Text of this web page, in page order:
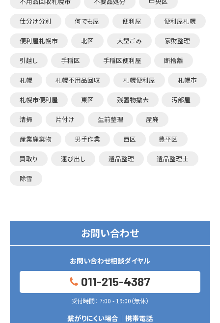
仕分け分別 何でも屋 便利屋 便利屋札幌
便利屋札幌市 北区 大型ごみ 家財整理
引越し 手稲区 手稲区便利屋 断捨離
札幌 札幌不用品回収 札幌便利屋 札幌市
札幌市便利屋 東区 残置物撤去 汚部屋
清掃 片付け 生前整理 産廃
産業廃棄物 男手作業 西区 豊平区
買取り 運び出し 遺品整理 遺品整理士
除雪
お問い合わせ
お問い合わせ相談ダイヤル
011-215-4387
受付時間： 7:00 - 19:00（無休）
繋がりにくい場合｜携帯電話